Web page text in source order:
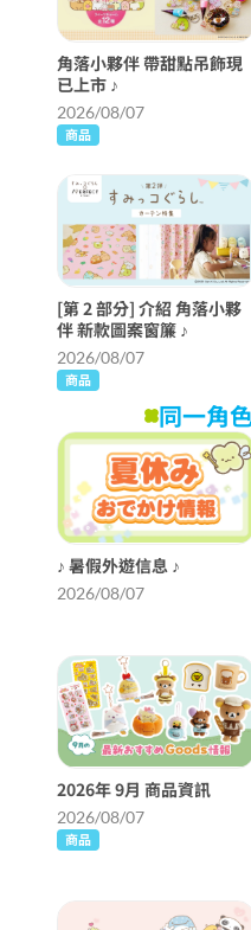
角落小夥伴 帶甜點吊飾現
已上市 ♪
2026/08/07
商品
[第 2 部分] 介紹 角落小夥
伴 新款圖案窗簾 ♪
2026/08/07
商品
同一角
♪ 暑假外遊信息 ♪
2026/08/07
2026年 9月 商品資訊
2026/08/07
商品